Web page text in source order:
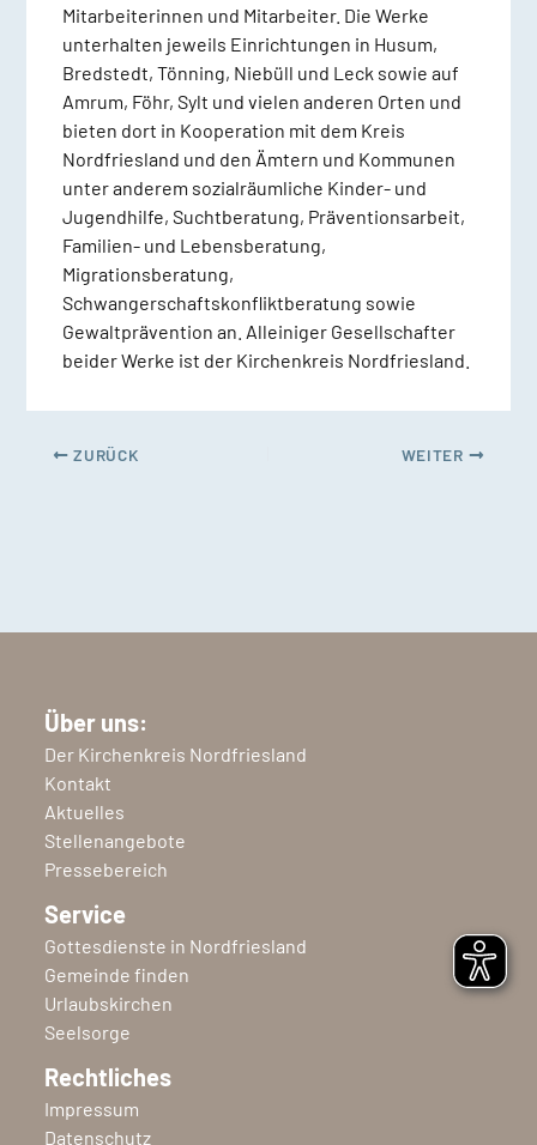
Mitarbeiterinnen und Mitarbeiter. Die Werke
unterhalten jeweils Einrichtungen in Husum,
Bredstedt, Tönning, Niebüll und Leck sowie auf
Amrum, Föhr, Sylt und vielen anderen Orten und
bieten dort in Kooperation mit dem Kreis
Nordfriesland und den Ämtern und Kommunen
unter anderem sozialräumliche Kinder- und
Jugendhilfe, Suchtberatung, Präventionsarbeit,
Familien- und Lebensberatung,
Migrationsberatung,
Schwangerschaftskonfliktberatung sowie
Gewaltprävention an. Alleiniger Gesellschafter
beider Werke ist der Kirchenkreis Nordfriesland.
ZURÜCK WEITER
Über uns:
Der Kirchenkreis Nordfriesland
Kontakt
Aktuelles
Stellenangebote
Pressebereich
Service
Gottesdienste in Nordfriesland
Gemeinde finden
Urlaubskirchen
Seelsorge
Rechtliches
Impressum
Datenschutz